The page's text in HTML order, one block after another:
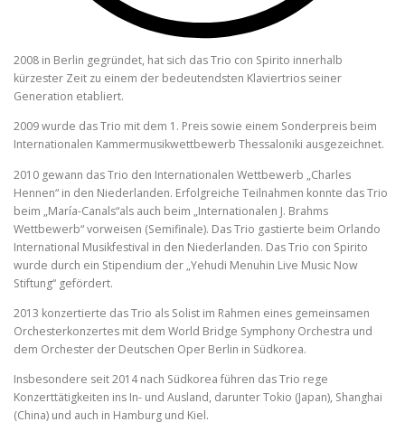
2008 in Berlin gegründet, hat sich das Trio con Spirito innerhalb
kürzester Zeit zu einem der bedeutendsten Klaviertrios seiner
Generation etabliert.
2009 wurde das Trio mit dem 1. Preis sowie einem Sonderpreis beim
Internationalen Kammermusikwettbewerb Thessaloniki ausgezeichnet.
2010 gewann das Trio den Internationalen Wettbewerb „Charles
Hennen“ in den Niederlanden. Erfolgreiche Teilnahmen konnte das Trio
beim „María-Canals“als auch beim „Internationalen J. Brahms
Wettbewerb“ vorweisen (Semifinale). Das Trio gastierte beim Orlando
International Musikfestival in den Niederlanden. Das Trio con Spirito
wurde durch ein Stipendium der „Yehudi Menuhin Live Music Now
Stiftung“ gefördert.
2013 konzertierte das Trio als Solist im Rahmen eines gemeinsamen
Orchesterkonzertes mit dem World Bridge Symphony Orchestra und
dem Orchester der Deutschen Oper Berlin in Südkorea.
Insbesondere seit 2014 nach Südkorea führen das Trio rege
Konzerttätigkeiten ins In- und Ausland, darunter Tokio (Japan), Shanghai
(China) und auch in Hamburg und Kiel.